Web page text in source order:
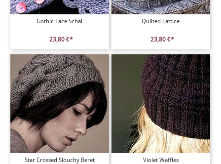
Gothic Lace Schal
23,80 €*
Quilted Lattice
23,80 €*
Star Crossed Slouchy Beret Violet Waffles